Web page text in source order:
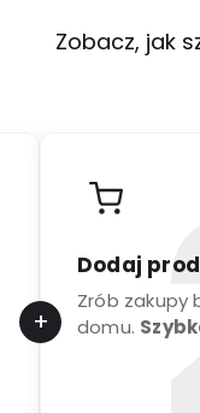
Zobacz, jak
Dodaj
Zrób zakupy
domu.